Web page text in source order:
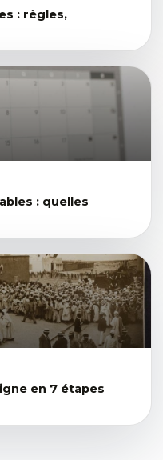
: règles,
: quelles
en 7 étapes